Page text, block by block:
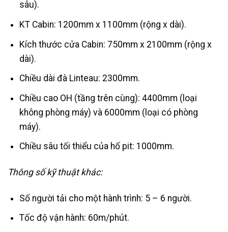
sâu).
KT Cabin: 1200mm x 1100mm (rộng x dài).
Kích thước cửa Cabin: 750mm x 2100mm (rộng x
dài).
Chiều dài đà Linteau: 2300mm.
Chiều cao OH (tầng trên cùng): 4400mm (loại
không phòng máy) và 6000mm (loại có phòng
máy).
Chiều sâu tối thiểu của hố pit: 1000mm.
Thông số kỹ thuật khác:
Số người tải cho một hành trình: 5 – 6 người.
Tốc độ vận hành: 60m/phút.